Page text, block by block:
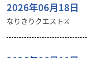
2026年06月18日
なりきりクエスト⚔️